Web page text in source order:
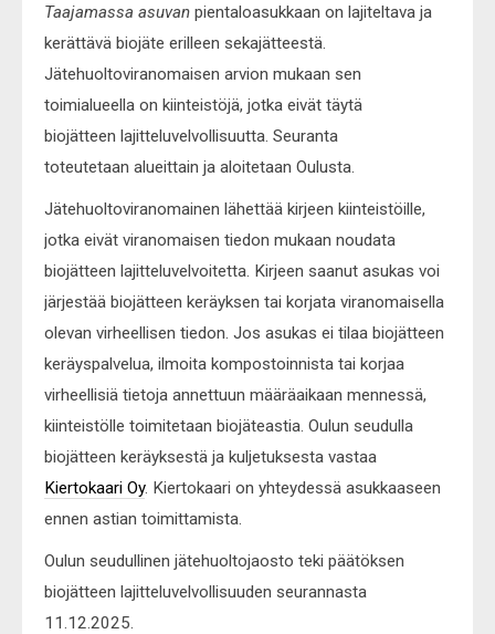
Taajamassa asuvan pientaloasukkaan on lajiteltava ja
kerättävä biojäte erilleen sekajätteestä.
Jätehuoltoviranomaisen arvion mukaan sen
toimialueella on kiinteistöjä, jotka eivät täytä
biojätteen lajitteluvelvollisuutta. Seuranta
toteutetaan alueittain ja aloitetaan Oulusta.
Jätehuoltoviranomainen lähettää kirjeen kiinteistöille,
jotka eivät viranomaisen tiedon mukaan noudata
biojätteen lajitteluvelvoitetta. Kirjeen saanut asukas voi
järjestää biojätteen keräyksen tai korjata viranomaisella
olevan virheellisen tiedon. Jos asukas ei tilaa biojätteen
keräyspalvelua, ilmoita kompostoinnista tai korjaa
virheellisiä tietoja annettuun määräaikaan mennessä,
kiinteistölle toimitetaan biojäteastia. Oulun seudulla
biojätteen keräyksestä ja kuljetuksesta vastaa
Kiertokaari Oy. Kiertokaari on yhteydessä asukkaaseen
ennen astian toimittamista.
Oulun seudullinen jätehuoltojaosto teki päätöksen
biojätteen lajitteluvelvollisuuden seurannasta
11.12.2025.